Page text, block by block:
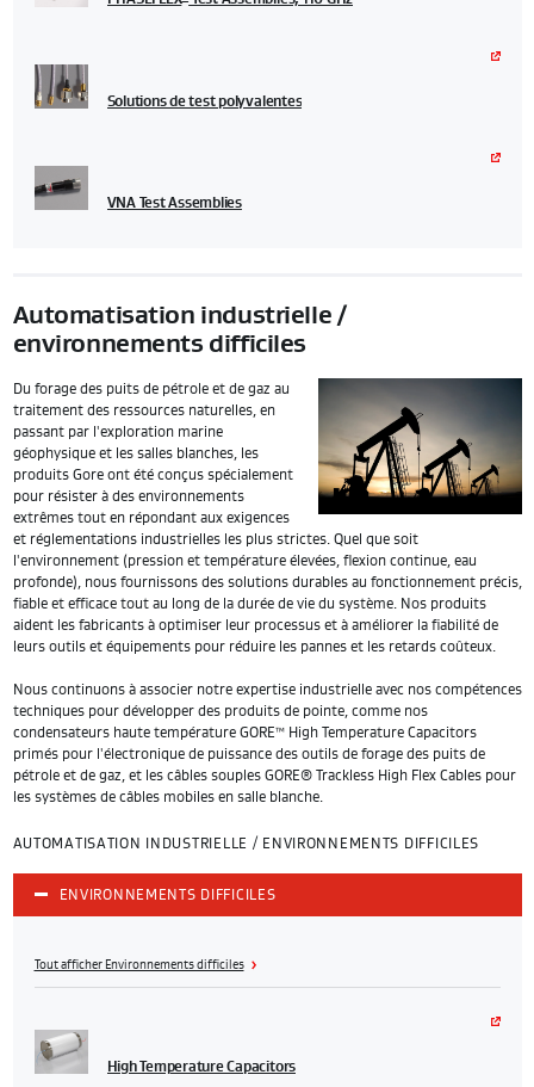
Solutions de test polyvalentes
VNA Test Assemblies
Automatisation industrielle /
environnements difficiles
Du forage des puits de pétrole et de gaz au
traitement des ressources naturelles, en
passant par l'exploration marine
géophysique et les salles blanches, les
produits Gore ont été conçus spécialement
pour résister à des environnements
extrêmes tout en répondant aux exigences
et réglementations industrielles les plus strictes. Quel que soit
l'environnement (pression et température élevées, flexion continue, eau
profonde), nous fournissons des solutions durables au fonctionnement précis,
fiable et efficace tout au long de la durée de vie du système. Nos produits
aident les fabricants à optimiser leur processus et à améliorer la fiabilité de
leurs outils et équipements pour réduire les pannes et les retards coûteux.
Nous continuons à associer notre expertise industrielle avec nos compétences
techniques pour développer des produits de pointe, comme nos
condensateurs haute température GORE™ High Temperature Capacitors
primés pour l'électronique de puissance des outils de forage des puits de
pétrole et de gaz, et les câbles souples GORE® Trackless High Flex Cables pour
les systèmes de câbles mobiles en salle blanche.
AUTOMATISATION INDUSTRIELLE / ENVIRONNEMENTS DIFFICILES
ENVIRONNEMENTS DIFFICILES
Tout afficher Environnements difficiles
High Temperature Capacitors